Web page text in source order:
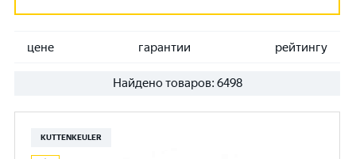
цене гарантии рейтингу
Найдено товаров: 6498
KUTTENKEULER